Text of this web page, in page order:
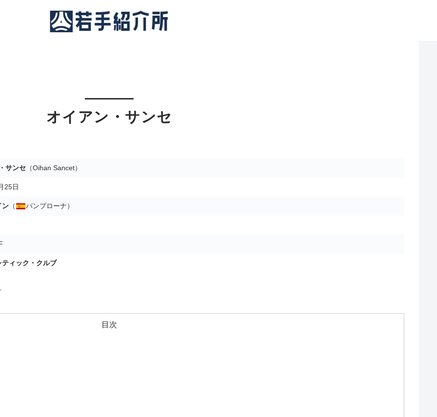
オイアン・サンセ
サンセ （Oihan Sancet）
25日
ン （ パンプローナ）
ティック・クルブ
目次